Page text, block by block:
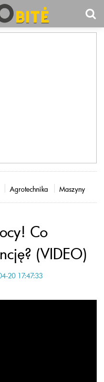
Agrotechnika Maszyny
Co
(VIDEO)
20 17:47:33